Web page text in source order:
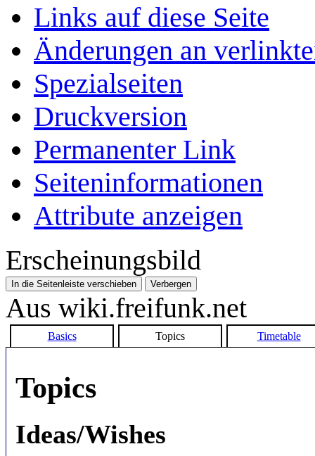
Links auf diese Seite
Änderungen an
Spezialseiten
Druckversion
Permanenter Link
Seiten­­informationen
Attribute anzeigen
Erscheinungsbild
In die Seitenleiste verschieben Verbergen
Aus wiki.freifunk.net
Basics Topics Timetable
Topics
Ideas/Wishes